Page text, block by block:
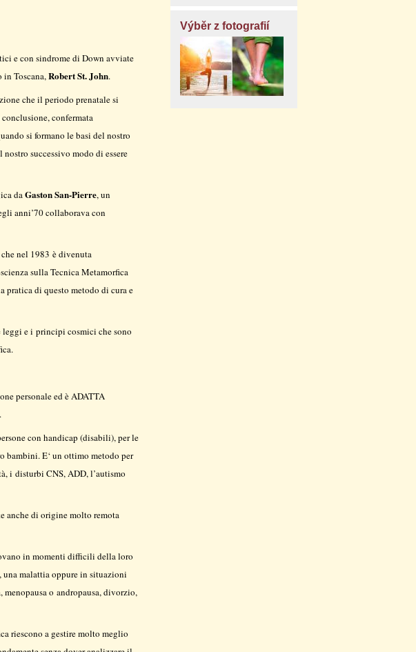
e con sindrome di Down avviate
in Toscana,Robert St. John.
che il periodo prenatale si
confermata
si formano le basi del nostro
successivo modo di essere
daGaston San-Pierre, un
anni’70 collaborava con
nel 1983 è divenuta
sulla Tecnica Metamorfica
pratica di questo metodo di cura e
leggi e i principi cosmici che sono
personale ed è ADATTA
con handicap (disabili), per le
bambini. E‘ un ottimo metodo per
i disturbi CNS, ADD, l’autismo
anche di origine molto remota
in momenti difficili della loro
malattia oppure in situazioni
o andropausa, divorzio,
riescono a gestire molto meglio
Výběr z fotografií